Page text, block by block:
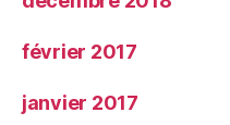
février 2017
janvier 2017